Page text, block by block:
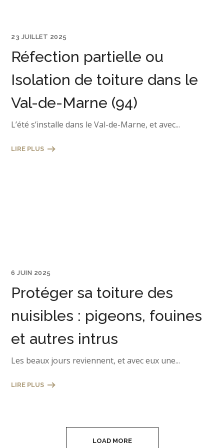
23 JUILLET 2025
Réfection partielle ou
Isolation de toiture dans le
Val-de-Marne (94)
L’été s’installe dans le Val-de-Marne, et avec...
LIRE PLUS
6 JUIN 2025
Protéger sa toiture des
nuisibles : pigeons, fouines
et autres intrus
Les beaux jours reviennent, et avec eux une...
LIRE PLUS
LOAD MORE